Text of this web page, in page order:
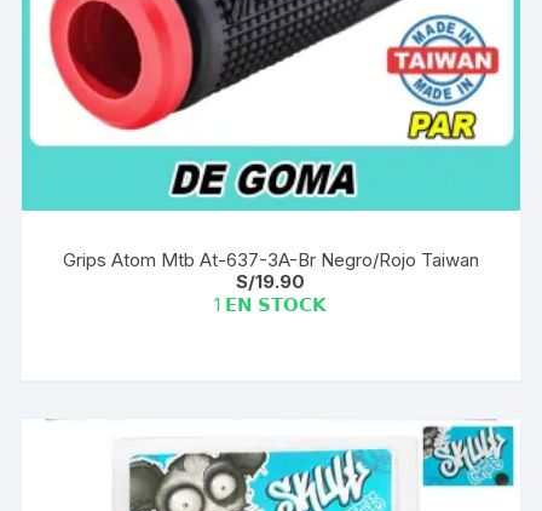
Grips Atom Mtb At-637-3A-Br Negro/Rojo Taiwan
S/19.90
1 𝗘𝗡 𝗦𝗧𝗢𝗖𝗞